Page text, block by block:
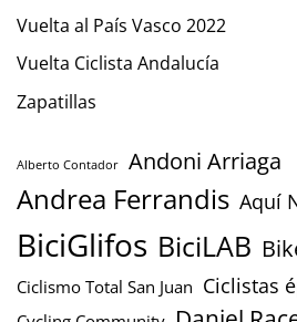
Vuelta al País Vasco 2022
Vuelta Ciclista Andalucía
Zapatillas
Alberto Contador Andoni Arriaga
Andrea Ferrandis Aquí
BiciGlifos BiciLAB
Ciclismo Total San Juan Ciclistas